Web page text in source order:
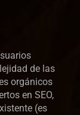
de las
orgánicos
en SEO,
(es